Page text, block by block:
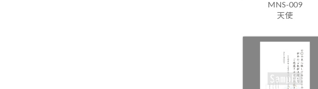
MNS-009
天使